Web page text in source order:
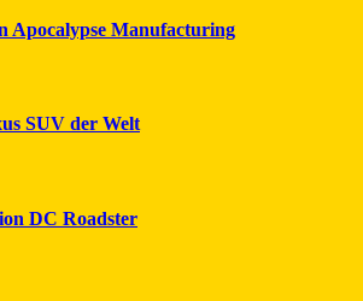
Apocalypse Manufacturing
SUV der Welt
DC Roadster